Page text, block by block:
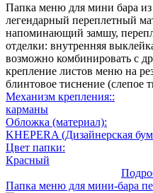
Папка меню для мини бара
легендарный переплетный
напоминающий замшу,
отделки: внутренняя
возможно комбинировать с
крепление листов меню на
блинтовое тиснение (слепое
Механизм крепления::
карманы
Обложка (материал):
KHEPERA (Дизайнерская
Цвет папки:
Красный
Папка меню для мини-бара